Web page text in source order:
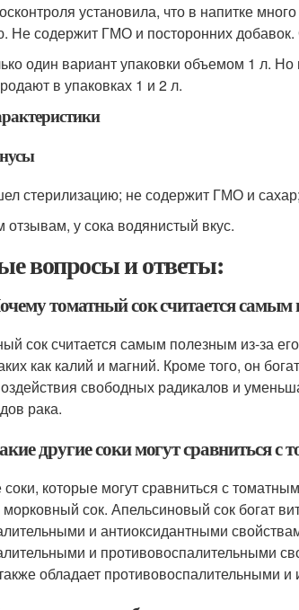
установила, что в напитке
Не содержит ГМО и посторонних
один вариант упаковки объемом 1 л.
в упаковках 1 и 2 л.
стерилизацию; не содержит ГМО и
у сока водянистый вкус.
вопросы и ответы:
томатный сок считается
сок считается самым полезным из-за
как калий и магний. Кроме того, он
свободных радикалов и
рака.
другие соки могут сравниться
соки, которые могут сравниться с
морковный сок. Апельсиновый сок богат
и антиоксидантными
и противовоспалительными
обладает противовоспалительными